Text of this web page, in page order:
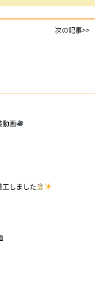
次の記事>>
画
工しました